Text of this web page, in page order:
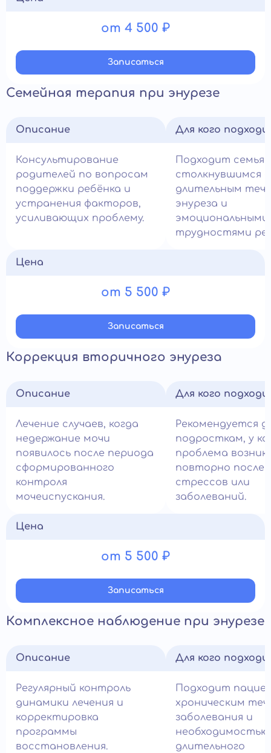
от 4 500 ₽
Записатьcя
Семейная терапия при энурезе
Описание
Консультирование
родителей по вопросам
поддержки ребёнка и
устранения факторов,
усиливающих проблему.
Для кого
Подходит
столкнувшимся с
длительным
энуреза и
эмоциональными
трудностями
Цена
от 5 500 ₽
Записатьcя
Коррекция вторичного энуреза
Описание
Лечение случаев, когда
недержание мочи
появилось после периода
сформированного
контроля
мочеиспускания.
Для кого
Рекомендуется
подросткам, у
проблема
повторно после
стрессов или
заболеваний.
Цена
от 5 500 ₽
Записатьcя
Комплексное наблюдение при энурезе
Описание
Регулярный контроль
динамики лечения и
корректировка
программы
восстановления.
Для кого
Подходит
хроническим
заболевания и
необходимостью
длительного